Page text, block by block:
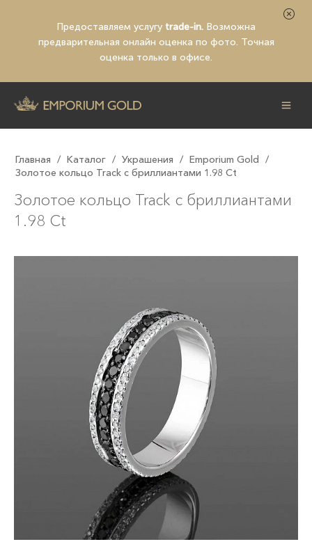
Предоставляем услугу trade-in. Возможна
предварительная онлайн оценка по фото. Точная
оценка только в офисе.
Главная / Каталог / Украшения / Emporium Gold /
Золотое кольцо Track с бриллиантами 1.98 Ct
Золотое кольцо Track с бриллиантами
1.98 Ct